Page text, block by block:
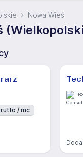
Nowa Wieś
/ mc